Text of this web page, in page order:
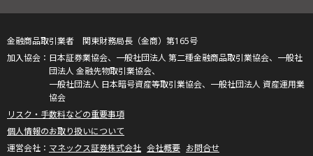
金融商品取引業者 関東財務局長（金商）第165号
日本証券業協会、一般社団法人 第二種金融商品取引業協会、一般社
団法人 金融先物取引業協会、
一般社団法人 日本暗号資産等取引業協会、一般社団法人 資産運用業
協会
リスク・手数料などの重要事項
個人情報のお取り扱いについて
マネックス証券株式会社 会社概要 お問合せ